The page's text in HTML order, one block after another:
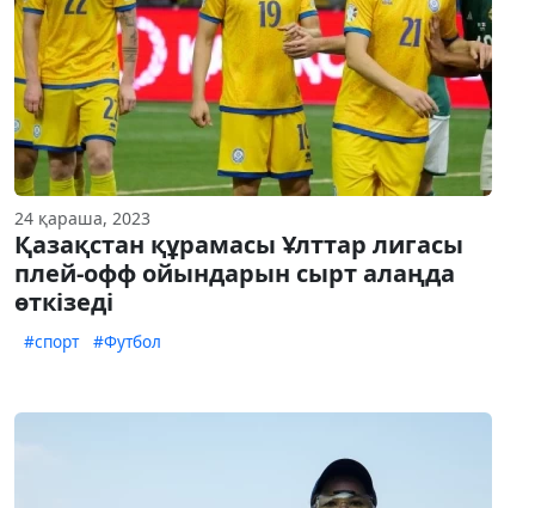
24 қараша, 2023
Қазақстан құрамасы Ұлттар лигасы
плей-офф ойындарын сырт алаңда
өткізеді
#спорт #Футбол